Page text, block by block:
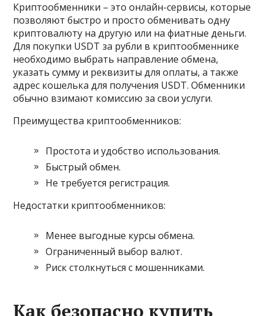
Криптообменники – это онлайн-сервисы, которые
позволяют быстро и просто обменивать одну
криптовалюту на другую или на фиатные деньги.
Для покупки USDT за рубли в криптообменнике
необходимо выбрать направление обмена,
указать сумму и реквизиты для оплаты, а также
адрес кошелька для получения USDT. Обменники
обычно взимают комиссию за свои услуги.
Преимущества криптообменников:
Простота и удобство использования.
Быстрый обмен.
Не требуется регистрация.
Недостатки криптообменников:
Менее выгодные курсы обмена.
Ограниченный выбор валют.
Риск столкнуться с мошенниками.
Как безопасно купить